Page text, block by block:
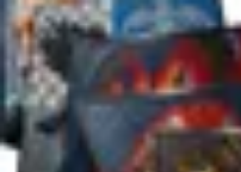
Fai da Te Creativo
Rinnovamento SpaziCreatività
Casa
Fai da Te Creativo